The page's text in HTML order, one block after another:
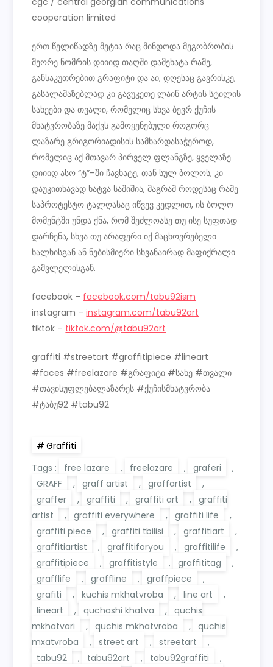
cooperation limited
ერთ წელიწადზე მეტია რაც მინდოდა მეგობრობის
მეორე ნომრის დიიიდ თაღში დამეხატა რამე,
განსაკუთრებით გრაფიტი და აი, დღესაც გავრისკე,
გასალამაზებლად კი გავუკეთე ლაინ არტის სტილის
სახეები და თვალი, რომელიც სხვა ბევრ ქუჩის
მხატვრობაზე მაქვს გამოყენებული როგორც
ლაზარე გრიგორიადისის სამხარდასაჭეროდ,
რომელიც აქ მთავარ პირველ ფლანგზე, ყველაზე
დიიიდ ასო “ტ”–ში ჩავხატე, თან სულ ბოლოს, კი
დაუკითხავად ხატვა საშიშია, მაგრამ როდესაც რამე
საპროტესტო ტალღასაც იწვევ კედლით, ის ბოლო
მომენტში უნდა ქნა, რომ შეძლოასე თუ ისე სუფთად
დარჩენა, სხვა თუ არაფერი იქ მაცხოვრებელი
ხალხისგან ან ნებისმიერი სხვანაირად მაფიქრალი
გამვლელისგან.
facebook – facebook.com/tabu92ism
instagram –instagram.com/tabu92art
tiktok – tiktok.com/@tabu92art
graffiti #streetart #graffitipiece #lineart
#faces #freelazare #გრაფიტი #სახე #თვალი
#თავისუფლებალაზარეს #ქუჩისმხატვრობა
#ტაბუ92 #tabu92
Graffiti
Tags :
free lazare , freelazare , graferi
,
GRAFF
, graff artist , graffartist
,
graffer
, graffiti , graffiti art ,
graffiti
artist
, graffiti everywhere , graffiti life
,
graffiti piece
, graffiti tbilisi , graffitiart
,
graffitiartist
, graffitiforyou , graffitilife
,
graffitipiece
, graffitistyle , graffititag
,
grafflife
, graffline , graffpiece
,
grafiti
, kuchis mkhatvroba , line art
,
lineart
, quchashi khatva ,
quchis
mkhatvari
, quchis mkhatvroba ,
quchis
mxatvroba
, street art , streetart
,
tabu92
, tabu92art , tabu92graffiti
,